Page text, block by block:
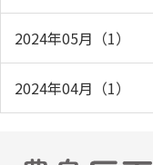
2024年05月（1）
2024年04月（1）